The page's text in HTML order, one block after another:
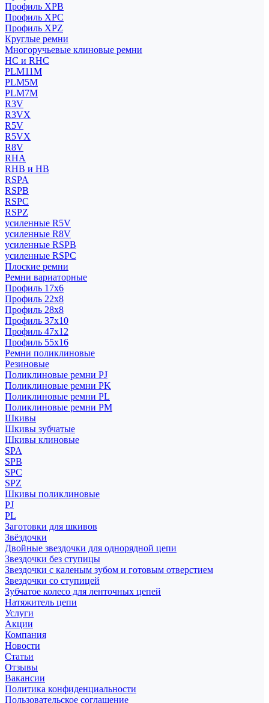
Профиль XPB
Профиль XPC
Профиль XPZ
Круглые ремни
Многоручьевые клиновые ремни
HC и RHC
PLM11M
PLM5M
PLM7M
R3V
R3VX
R5V
R5VX
R8V
RHA
RHB и HB
RSPA
RSPB
RSPC
RSPZ
усиленные R5V
усиленные R8V
усиленные RSPB
усиленные RSPC
Плоские ремни
Ремни вариаторные
Профиль 17x6
Профиль 22x8
Профиль 28x8
Профиль 37x10
Профиль 47x12
Профиль 55x16
Ремни поликлиновые
Резиновые
Поликлиновые ремни PJ
Поликлиновые ремни PK
Поликлиновые ремни PL
Поликлиновые ремни PM
Шкивы
Шкивы зубчатые
Шкивы клиновые
SPA
SPB
SPC
SPZ
Шкивы поликлиновые
PJ
PL
Заготовки для шкивов
Звёздочки
Двойные звездочки для однорядной цепи
Звездочки без ступицы
Звездочки с каленым зубом и готовым отверстием
Звездочки со ступицей
Зубчатое колесо для ленточных цепей
Натяжитель цепи
Услуги
Акции
Компания
Новости
Статьи
Отзывы
Вакансии
Политика конфиденциальности
Пользовательское соглашение